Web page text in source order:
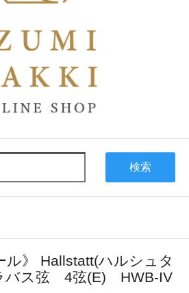
検索
ル》 Hallstatt(ハルシュタ
バス弦 4弦(E) HWB-IV